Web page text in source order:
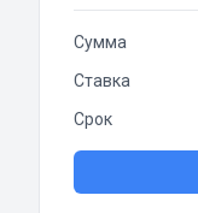
Сумма
Ставка
Срок